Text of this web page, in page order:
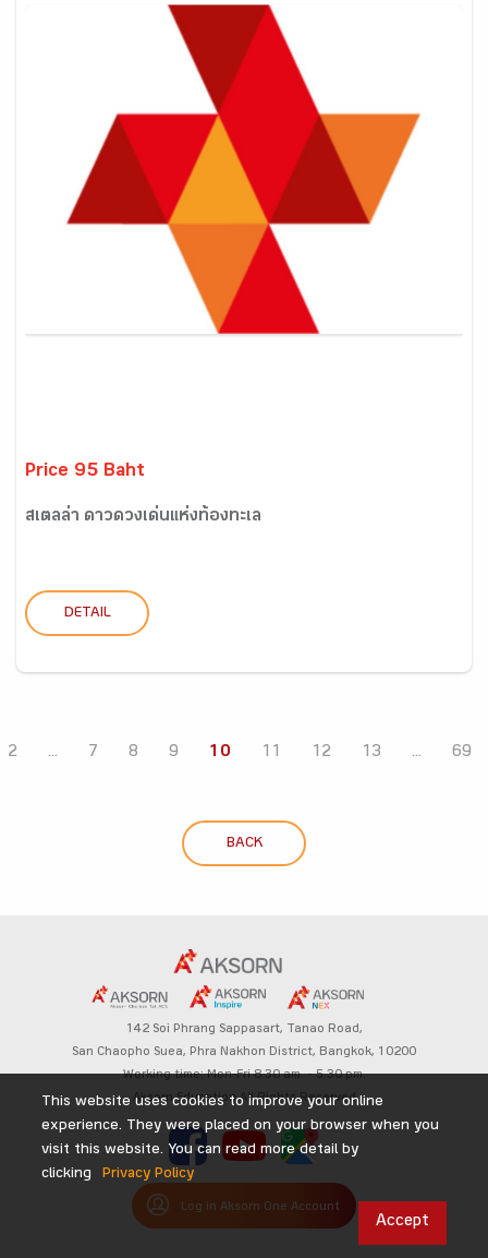
Price 95 Baht
สเตลล่า ดาวดวงเด่นแห่งท้องทะเล
DETAIL
2 ... 7 8 9 10 11 12 13 ... 69
BACK
142 Soi Phrang Sappasart, Tanao Road,
San Chaopho Suea, Phra Nakhon District, Bangkok, 10200
Working time: Mon-Fri 8.30 am. – 5.30 pm.
Aksorn Education All Rights Reserved
Log in Aksorn One Account
This website uses cookies to improve your online
experience. They were placed on your browser when you
visit this website. You can read more detail by
clicking
Privacy Policy
Accept